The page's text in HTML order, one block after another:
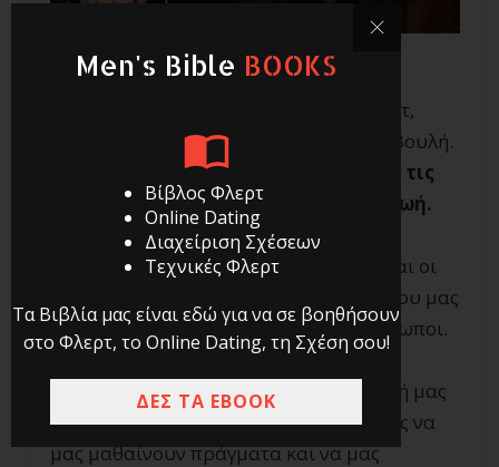
Όταν ξεκινούσα το ταξίδι μου στο φλερτ,
έλαβα μια πραγματικά πολύ καλή συμβουλή.
Αν θες να γίνεις καλός με τις
γυναίκες, ζήσε μια ενδιαφέρουσα ζωή.
Και είχαν δίκιο. Η ενδιαφέρουσα ζωή και οι
ενδιαφέρουσες εμπειρίες είναι αυτές που μας
κάνουν να έχουμε ενδιαφέρον ως άνθρωποι.
Και δεν χρειάζεται να αποτελείται η ζωή μας
από «σπουδαίες» εμπειρίες, αρκεί αυτές να
μας μαθαίνουν πράγματα και να μας
Men's Bible BOOKS
Βίβλος Φλερτ
Online Dating
Διαχείριση Σχέσεων
Τεχνικές Φλερτ
Τα Βιβλία μας είναι εδώ για να σε βοηθήσουν
στο Φλερτ, το Online Dating, τη Σχέση σου!
ΔΕΣ ΤΑ EBOOK